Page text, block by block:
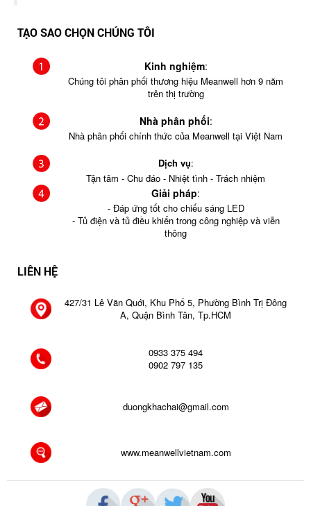
TẠO SAO CHỌN CHÚNG TÔI
Kinh nghiệm:
Chúng tôi phân phối thương hiệu Meanwell hơn 9 năm
trên thị trường
Nhà phân phối:
Nhà phân phối chính thức của Meanwell tại Việt Nam
Dịch vụ:
Tận tâm - Chu đáo - Nhiệt tình - Trách nhiệm
Giải pháp:
- Đáp ứng tốt cho chiếu sáng LED
- Tủ điện và tủ điều khiển trong công nghiệp và viễn
thông
LIÊN HỆ
427/31 Lê Văn Quới, Khu Phố 5, Phường Bình Trị Đông
A, Quận Bình Tân, Tp.HCM
0933 375 494
0902 797 135
duongkhachai@gmail.com
www.meanwellvietnam.com